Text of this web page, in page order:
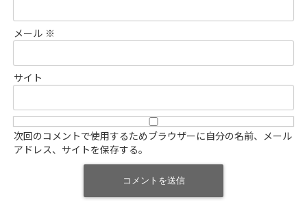
メール ※
サイト
次回のコメントで使用するためブラウザーに自分の名前、メール
アドレス、サイトを保存する。